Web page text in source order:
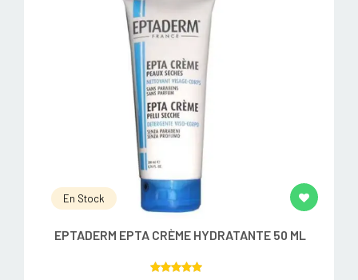
En Stock
EPTADERM EPTA CRÈME HYDRATANTE 50 ML